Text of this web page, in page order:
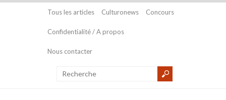
Tous les articles Culturonews Concours
Confidentialité / A propos
Nous contacter